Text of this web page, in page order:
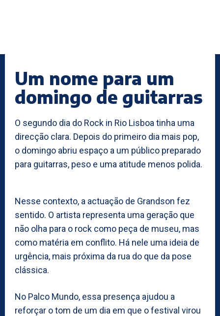
Um nome para um
domingo de guitarras
O segundo dia do Rock in Rio Lisboa tinha uma
direcção clara. Depois do primeiro dia mais pop,
o domingo abriu espaço a um público preparado
para guitarras, peso e uma atitude menos polida.
Nesse contexto, a actuação de Grandson fez
sentido. O artista representa uma geração que
não olha para o rock como peça de museu, mas
como matéria em conflito. Há nele uma ideia de
urgência, mais próxima da rua do que da pose
clássica.
No Palco Mundo, essa presença ajudou a
reforçar o tom de um dia em que o festival virou